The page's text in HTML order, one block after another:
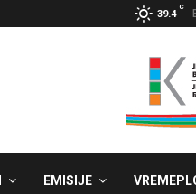
39.4
C
EMISIJE